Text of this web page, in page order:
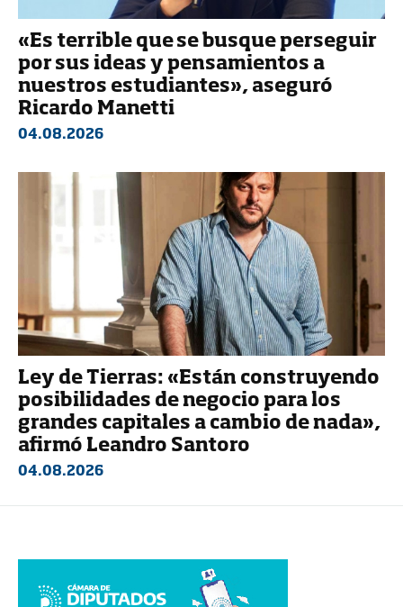
«Es terrible que se busque perseguir
por sus ideas y pensamientos a
nuestros estudiantes», aseguró
Ricardo Manetti
04.08.2026
Ley de Tierras: «Están construyendo
posibilidades de negocio para los
grandes capitales a cambio de nada»,
afirmó Leandro Santoro
04.08.2026